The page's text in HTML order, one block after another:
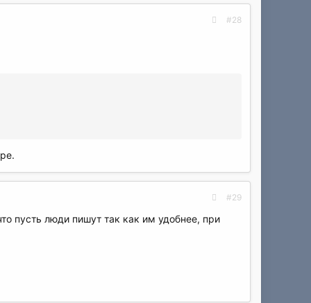
#28
#29
пусть люди пишут так как им удобнее, при